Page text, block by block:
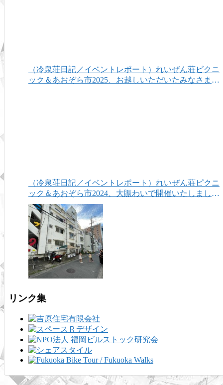
（冷泉荘日記／イベントレポート）れいぜん荘ピクニ
ック＆あおぞら市2025、お越しいただいたみなさまあ
（冷泉荘日記／イベントレポート）れいぜん荘ピクニ
ック＆あおぞら市2024、大賑わいで開催いたしまし
た！
リンク集